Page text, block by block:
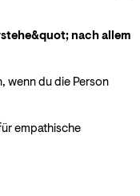
nach allem
wenn du die Person
empathische